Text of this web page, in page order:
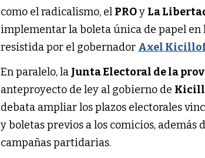
como el radicalismo, el PROy La
implementar la boleta única de papel
resistida por el gobernador Axel
En paralelo, la Junta Electoral de la
anteproyecto de ley al gobierno de
debata ampliar los plazos electorales
y boletas previos a los comicios,
campañas partidarias.